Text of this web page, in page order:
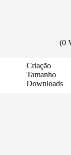
(0
Criação
Tamanho
Downloads